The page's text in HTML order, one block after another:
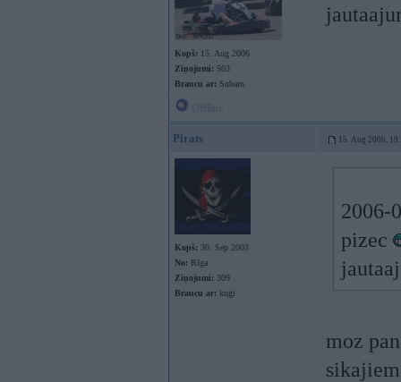
Kopš: 15. Aug 2006
Ziņojumi: 503
Braucu ar: Subaru
Pirats 15. Aug 2006,
Kopš: 30. Sep 2003
No: Rīga
Ziņojumi: 309
Braucu ar: kugi
2006-
pizec
moz